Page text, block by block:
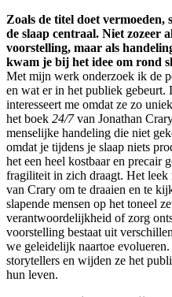
Zoals de titel doet vermoeden,
de slaap centraal. Niet zozeer
voorstelling, maar als
kwam je bij het idee om rond
Met mijn werk onderzoek ik de
en wat er in het publiek gebeurt.
interesseert me omdat ze zo
het boek 24/7van Jonathan
menselijke handeling die niet
omdat je tijdens je slaap niets
het een heel kostbaar en precair
fragiliteit in zich draagt. Het leek
van Crary om te draaien en te
slapende mensen op het toneel
verantwoordelijkheid of zorg
voorstelling bestaat uit
we geleidelijk naartoe
storytellers en wijden ze het
hun leven.